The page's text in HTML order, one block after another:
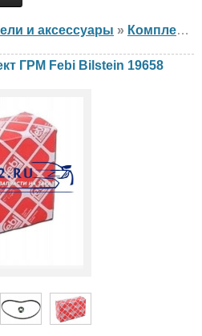
и аксессуары » Комплект ГРМ
ГРМ Febi Bilstein 19658